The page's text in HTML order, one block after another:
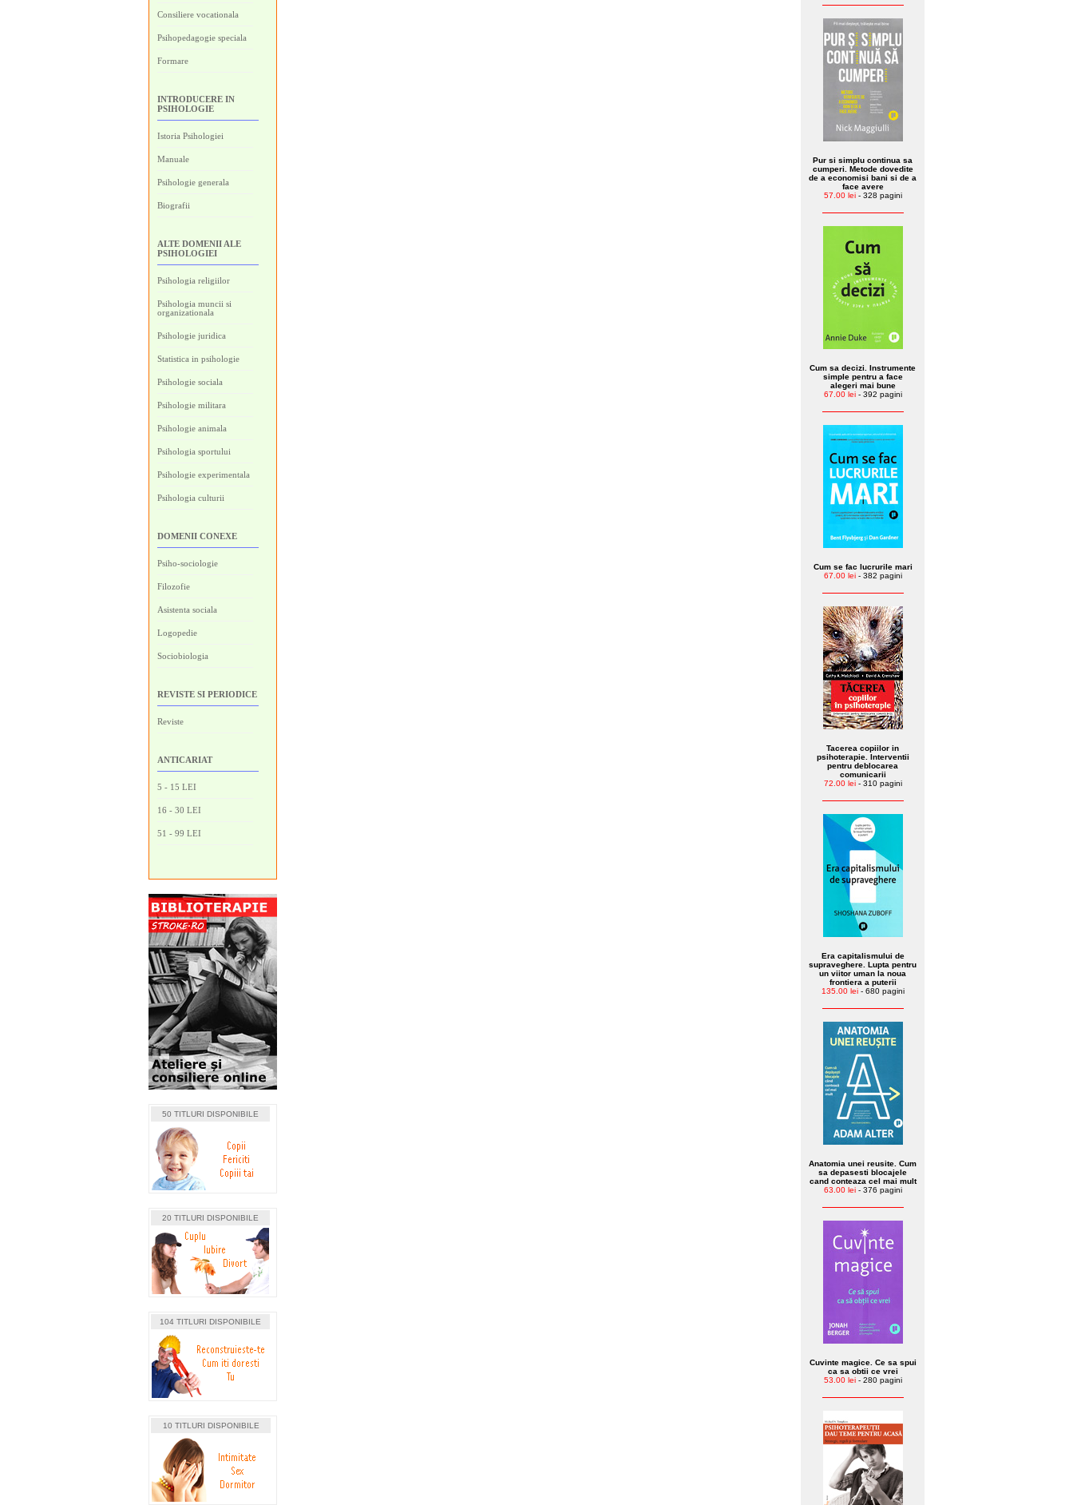
Consiliere vocationala
Psihopedagogie speciala
Formare
INTRODUCERE IN
PSIHOLOGIE
Istoria Psihologiei
Manuale
Psihologie generala
Biografii
ALTE DOMENII ALE
PSIHOLOGIEI
Psihologia religiilor
Psihologia muncii si
organizationala
Psihologie juridica
Statistica in psihologie
Psihologie sociala
Psihologie militara
Psihologie animala
Psihologia sportului
Psihologie experimentala
Psihologia culturii
DOMENII CONEXE
Psiho-sociologie
Filozofie
Asistenta sociala
Logopedie
Sociobiologia
REVISTE SI PERIODICE
Reviste
ANTICARIAT
5 - 15 LEI
16 - 30 LEI
51 - 99 LEI
50 TITLURI DISPONIBILE
20 TITLURI DISPONIBILE
104 TITLURI DISPONIBILE
10 TITLURI DISPONIBILE
Pur si simplu continua sa
cumperi. Metode dovedite
de a economisi bani si de a
face avere
57.00 lei- 328 pagini
Cum sa decizi. Instrumente
simple pentru a face
alegeri mai bune
67.00 lei- 392 pagini
Cum se fac lucrurile mari
67.00 lei- 382 pagini
Tacerea copiilor in
psihoterapie. Interventii
pentru deblocarea
comunicarii
72.00 lei- 310 pagini
Era capitalismului de
supraveghere. Lupta pentru
un viitor uman la noua
frontiera a puterii
135.00 lei- 680 pagini
Anatomia unei reusite. Cum
sa depasesti blocajele
cand conteaza cel mai mult
63.00 lei- 376 pagini
Cuvinte magice. Ce sa spui
ca sa obtii ce vrei
53.00 lei- 280 pagini